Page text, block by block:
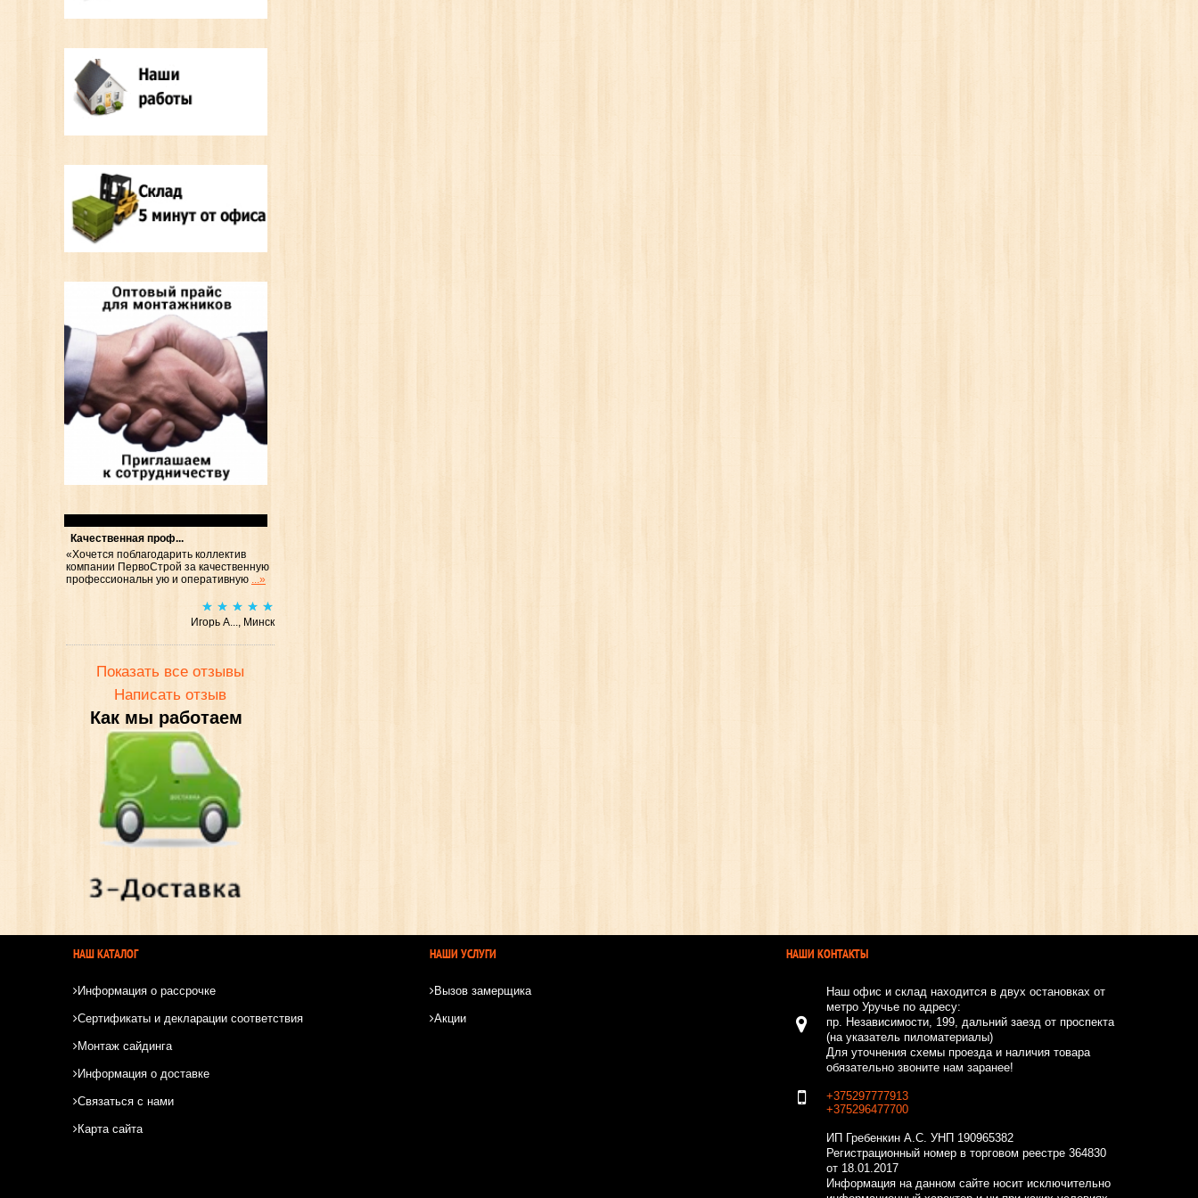
Качественная проф...
«Хочется поблагодарить коллектив
компании ПервоСтрой за качественную
профессиональн ую и оперативную ...»
Игорь А..., Минск
Показать все отзывы
Написать отзыв
Как мы работаем
НАШ КАТАЛОГ
Информация о рассрочке
Сертификаты и декларации соответствия
Монтаж сайдинга
Информация о доставке
Связаться с нами
Карта сайта
НАШИ УСЛУГИ
Вызов замерщика
Акции
НАШИ КОНТАКТЫ
Наш офис и склад находится в двух остановках от
метро Уручье по адресу:
пр. Независимости, 199, дальний заезд от проспекта
(на указатель пиломатериалы)
Для уточнения схемы проезда и наличия товара
обязательно звоните нам заранее!
+375297777913
+375296477700
ИП Гребенкин А.С. УНП 190965382
Регистрационный номер в торговом реестре 364830
от 18.01.2017
Информация на данном сайте носит исключительно